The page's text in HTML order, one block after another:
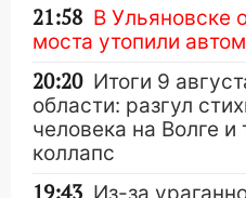
21:58 В Ульяновске
моста утопили
20:20 Итоги 9
области: разгул
человека на Волге
коллапс